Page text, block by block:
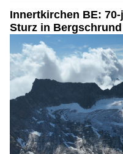
Innertkirchen BE:
Sturz in